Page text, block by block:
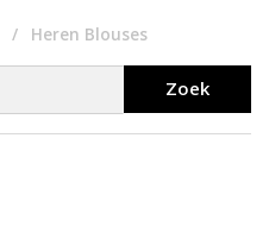
Heren Blouses
Zoek